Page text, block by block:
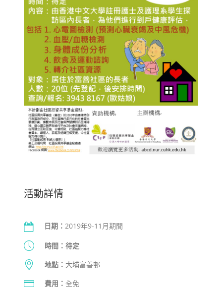
活動詳情
日期： 2019年9-11月期間
時間：待定
地點： 大埔富善邨
費用： 全免